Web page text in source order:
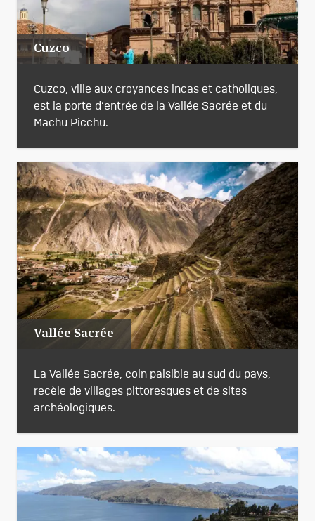
Cuzco
Cuzco, ville aux croyances incas et catholiques,
est la porte d’entrée de la Vallée Sacrée et du
Machu Picchu.
Vallée Sacrée
La Vallée Sacrée, coin paisible au sud du pays,
recèle de villages pittoresques et de sites
archéologiques.